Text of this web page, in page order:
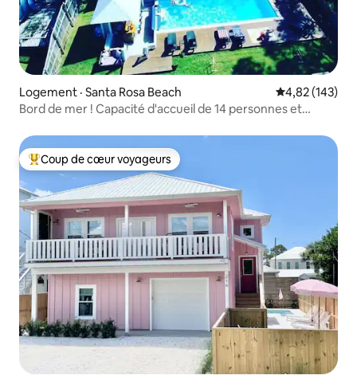
Logement · Santa Rosa Beach Note
4,82 (143)
Bord de mer ! Capacité d'accueil de 14 personnes et
Coup de cœur voyageurs parmi les plus aimés
Coup de cœur voyageurs